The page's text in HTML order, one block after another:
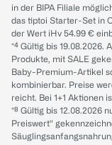
in der BIPA Filiale
das tiptoi Starter-Set in
der Wert iHv 54.99 €
*⁴ Gültig bis 19.08.2026.
Produkte, mit SALE
Baby-Premium-Artikel
kombinierbar. Preise
reicht. Bei 1+1 Aktionen
*⁸ Gültig bis 12.08.2026
Preiswert“